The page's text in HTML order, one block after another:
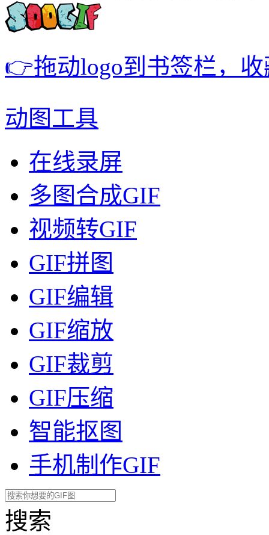
👉拖动logo到书签栏，
动图工具
在线录屏
多图合成GIF
视频转GIF
GIF拼图
GIF编辑
GIF缩放
GIF裁剪
GIF压缩
智能抠图
手机制作GIF
搜索